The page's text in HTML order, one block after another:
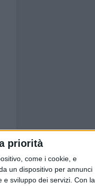
priorità
come i cookie, e
un dispositivo per annunci
sviluppo dei servizi. Con la